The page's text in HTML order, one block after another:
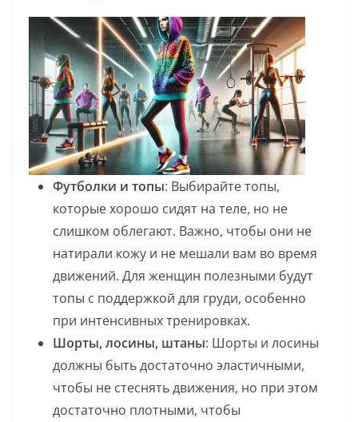
Футболки и топы: Выбирайте топы,
которые хорошо сидят на теле, но не
слишком облегают. Важно, чтобы они не
натирали кожу и не мешали вам во время
движений. Для женщин полезными будут
топы с поддержкой для груди, особенно
при интенсивных тренировках.
Шорты, лосины, штаны: Шорты и лосины
должны быть достаточно эластичными,
чтобы не стеснять движения, но при этом
достаточно плотными, чтобы